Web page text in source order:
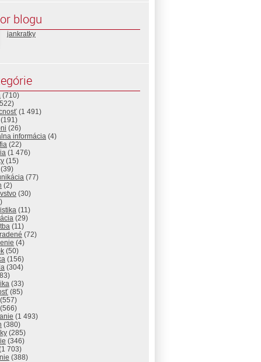
blogu
jankratky
(710)
(1 491)
(191)
(26)
informácia (4)
(22)
(1 476)
(15)
(39)
(77)
(2)
(30)
(11)
(29)
(11)
(72)
(4)
(50)
(156)
(304)
(33)
(85)
(557)
(566)
(1 493)
(380)
(285)
(346)
703)
(388)